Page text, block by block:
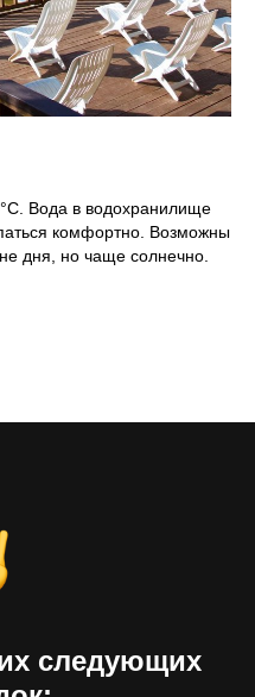
Вода в водохранилище
комфортно. Возможны
дня, но чаще солнечно.
следующих